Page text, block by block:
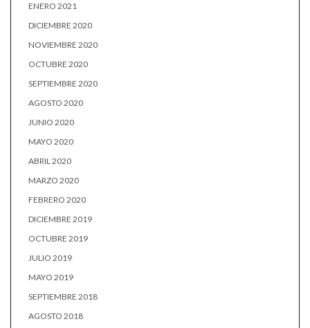
ENERO 2021
DICIEMBRE 2020
NOVIEMBRE 2020
OCTUBRE 2020
SEPTIEMBRE 2020
AGOSTO 2020
JUNIO 2020
MAYO 2020
ABRIL 2020
MARZO 2020
FEBRERO 2020
DICIEMBRE 2019
OCTUBRE 2019
JULIO 2019
MAYO 2019
SEPTIEMBRE 2018
AGOSTO 2018